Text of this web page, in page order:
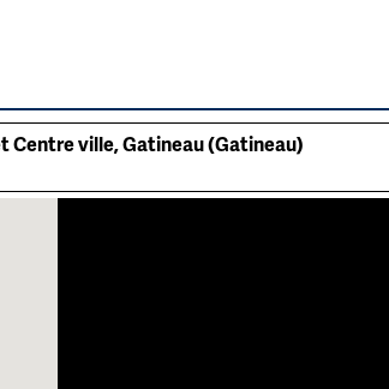
Centre ville, Gatineau (Gatineau)